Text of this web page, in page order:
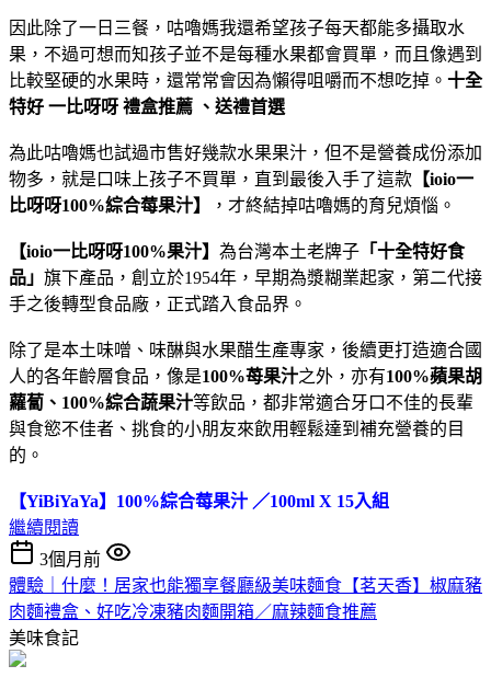
因此除了一日三餐，咕嚕媽我還希望孩子每天都能多攝取水
果，不過可想而知孩子並不是每種水果都會買單，而且像遇到
比較堅硬的水果時，還常常會因為懶得咀嚼而不想吃掉。 十全
特好 一比呀呀 禮盒推薦 、送禮首選
為此咕嚕媽也試過市售好幾款水果果汁，但不是營養成份添加
物多，就是口味上孩子不買單，直到最後入手了這款 【ioio一
比呀呀100%綜合莓果汁】
，才終結掉咕嚕媽的育兒煩惱。
【ioio一比呀呀100%果汁】 為台灣本土老牌子 「十全特好食
品」 旗下產品，創立於1954年，早期為漿糊業起家，第二代接
手之後轉型食品廠，正式踏入食品界。
除了是本土味噌、味醂與水果醋生產專家，後續更打造適合國
人的各年齡層食品，像是100%苺果汁之外，亦有100%蘋果胡
蘿蔔、100%綜合蔬果汁等飲品，都非常適合牙口不佳的長輩
與食慾不佳者、挑食的小朋友來飲用輕鬆達到補充營養的目
的。
【YiBiYaYa】100%綜合莓果汁 ／100ml X 15入組
繼續閱讀
3個月前
體驗｜什麼！居家也能獨享餐廳級美味麵食【茗天香】椒麻豬
肉麵禮盒、好吃冷凍豬肉麵開箱／麻辣麵食推薦
美味食記